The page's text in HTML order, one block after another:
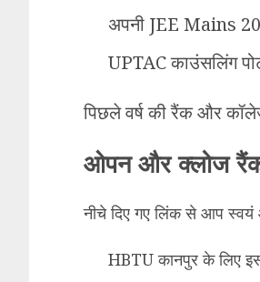
अपनी JEE Mains
UPTAC काउंसलिंग
पिछले वर्ष की रैंक और
ओपन और क्लोज
नीचे दिए गए लिंक से आप
HBTU कानपुर के लिए